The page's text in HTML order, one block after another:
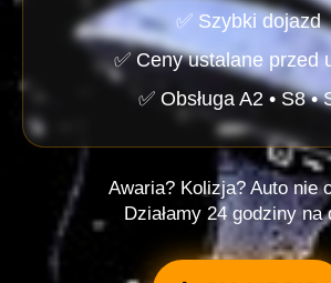
✅ Szybki dojazd
✅ Ceny ustalane przed
✅ Obsługa A2 • S8 •
Awaria? Kolizja? Auto nie
Działamy 24 godziny na